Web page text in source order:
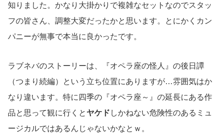
知りました。かなり大掛かりで複雑なセットなのでスタッ
フの皆さん、調整大変だったかと思います。とにかくカン
パニーが無事で本当に良かったです。
ラブネバのストーリーは、『オペラ座の怪人』の後日譚
（つまり続編）という立ち位置にありますが…雰囲気はか
なり違います。特に四季の『オペラ座～』の延長にある作
品と思って観に行くと ヤケド しかねない危険性のあるミュ
ージカルではあるんじゃないかなとｗ。